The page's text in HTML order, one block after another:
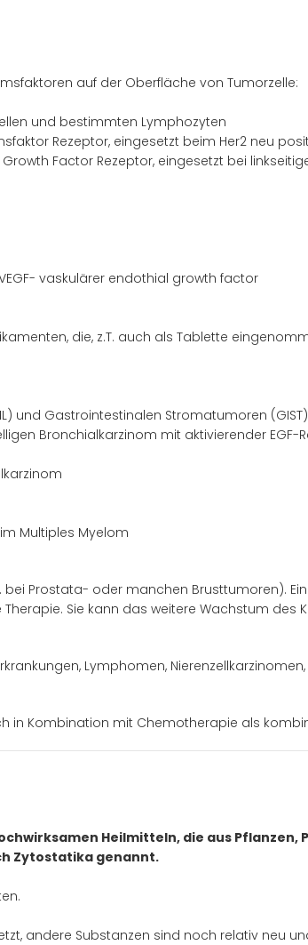
auf der Oberfläche von Tumorzelle:
und bestimmten Lymphozyten
Rezeptor, eingesetzt beim Her2 neu
Factor Rezeptor, eingesetzt bei
vaskulärer endothial growth factor
die, z.T. auch als Tablette
und Gastrointestinalen Stromatumoren
Bronchialkarzinom mit aktivierender EGF-
Multiples Myelom
Prostata- oder manchen Brusttumoren).
Sie kann das weitere Wachstum des
Lymphomen,
in Kombination mit Chemotherapie als
Heilmitteln, die aus Pflanzen,
Zytostatika genannt.
andere Substanzen sind noch relativ neu